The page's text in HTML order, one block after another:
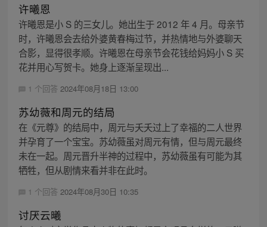
许曦恩
许曦恩是小 S 的三女儿。她出生于 2012 年 4 月。母亲节
时，许曦恩会去给外婆黄春梅过节，并热情地与外婆聊天
合影，显得很孝顺。许曦恩在母亲节会花钱给妈妈小 S 买
花并用心写贺卡。她身上逐渐呈现出...
1 个回答 2024年08月18日 13:00
苏幼薇和周元的结局
在《元尊》的结局中，周元与夭夭过上了幸福的二人世界
并孕育了一个宝宝。苏幼薇虽对周元有情，但与周元最终
未在一起。周元晋升半神的过程中，苏幼薇虽有可能为其
牺牲，但从剧情来看并非在此时。
1 个回答 2024年08月30日 10:35
讨厌云曦